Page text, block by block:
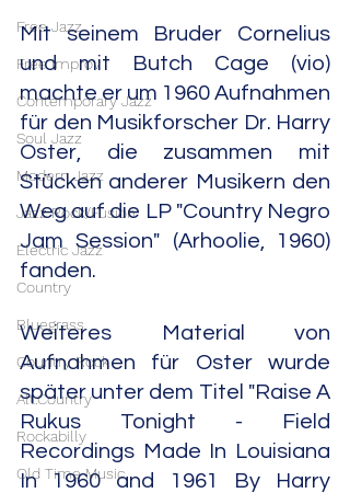
Free Jazz
Free Improv
Contemporary Jazz
Soul Jazz
Modern Jazz
Jazz Rock/Fusion
Electric Jazz
Country
Bluegrass
Country Rock
Alt.Country
Rockabilly
Old Time Music
Mit seinem Bruder Cornelius
und mit Butch Cage (vio)
machte er um 1960 Aufnahmen
für den Musikforscher Dr. Harry
Oster, die zusammen mit
Stücken anderer Musikern den
Weg auf die LP "Country Negro
Jam Session" (Arhoolie, 1960)
fanden.
Weiteres Material von
Aufnahmen für Oster wurde
später unter dem Titel "Raise A
Rukus Tonight - Field
Recordings Made In Louisiana
In 1960 and 1961 By Harry